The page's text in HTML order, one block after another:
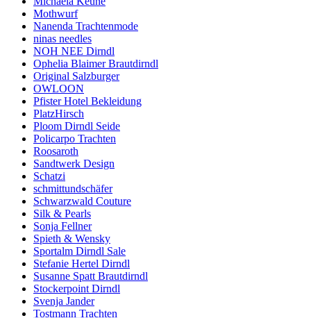
Mothwurf
Nanenda Trachtenmode
ninas needles
NOH NEE Dirndl
Ophelia Blaimer Brautdirndl
Original Salzburger
OWLOON
Pfister Hotel Bekleidung
PlatzHirsch
Ploom Dirndl Seide
Policarpo Trachten
Roosaroth
Sandtwerk Design
Schatzi
schmittundschäfer
Schwarzwald Couture
Silk & Pearls
Sonja Fellner
Spieth & Wensky
Sportalm Dirndl Sale
Stefanie Hertel Dirndl
Susanne Spatt Brautdirndl
Stockerpoint Dirndl
Svenja Jander
Tostmann Trachten